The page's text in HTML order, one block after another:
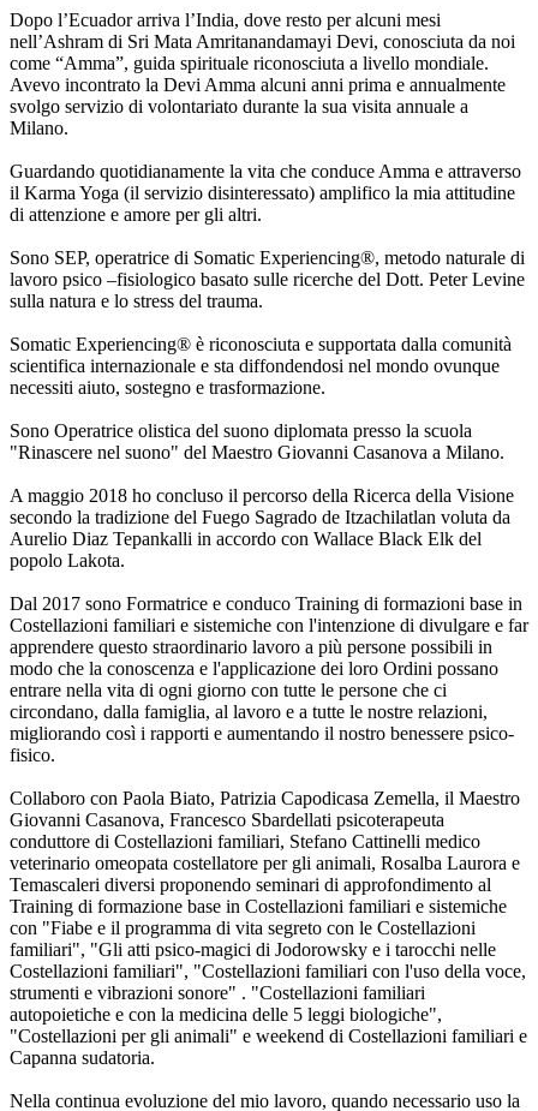
Dopo l’Ecuador arriva l’India, dove resto per alcuni mesi
nell’Ashram di Sri Mata Amritanandamayi Devi, conosciuta da noi
come “Amma”, guida spirituale riconosciuta a livello mondiale.
Avevo incontrato la Devi Amma alcuni anni prima e annualmente
svolgo servizio di volontariato durante la sua visita annuale a
Milano.
Guardando quotidianamente la vita che conduce Amma e attraverso
il Karma Yoga (il servizio disinteressato) amplifico la mia attitudine
di attenzione e amore per gli altri.
Sono SEP, operatrice di Somatic Experiencing®, metodo naturale di
lavoro psico –fisiologico basato sulle ricerche del Dott. Peter Levine
sulla natura e lo stress del trauma.
Somatic Experiencing® è riconosciuta e supportata dalla comunità
scientifica internazionale e sta diffondendosi nel mondo ovunque
necessiti aiuto, sostegno e trasformazione.
Sono Operatrice olistica del suono diplomata presso la scuola
"Rinascere nel suono" del Maestro Giovanni Casanova a Milano.
A maggio 2018 ho concluso il percorso della Ricerca della Visione
secondo la tradizione del Fuego Sagrado de Itzachilatlan voluta da
Aurelio Diaz Tepankalli in accordo con Wallace Black Elk del
popolo Lakota.
Dal 2017 sono Formatrice e conduco Training di formazioni base in
Costellazioni familiari e sistemiche con l'intenzione di divulgare e far
apprendere questo straordinario lavoro a più persone possibili in
modo che la conoscenza e l'applicazione dei loro Ordini possano
entrare nella vita di ogni giorno con tutte le persone che ci
circondano, dalla famiglia, al lavoro e a tutte le nostre relazioni,
migliorando così i rapporti e aumentando il nostro benessere psico-
fisico.
Collaboro con Paola Biato, Patrizia Capodicasa Zemella, il Maestro
Giovanni Casanova, Francesco Sbardellati psicoterapeuta
conduttore di Costellazioni familiari, Stefano Cattinelli medico
veterinario omeopata costellatore per gli animali, Rosalba Laurora e
Temascaleri diversi proponendo seminari di approfondimento al
Training di formazione base in Costellazioni familiari e sistemiche
con "Fiabe e il programma di vita segreto con le Costellazioni
familiari", "Gli atti psico-magici di Jodorowsky e i tarocchi nelle
Costellazioni familiari", "Costellazioni familiari con l'uso della voce,
strumenti e vibrazioni sonore" . "Costellazioni familiari
autopoietiche e con la medicina delle 5 leggi biologiche",
"Costellazioni per gli animali" e weekend di Costellazioni familiari e
Capanna sudatoria.
Nella continua evoluzione del mio lavoro, quando necessario uso la